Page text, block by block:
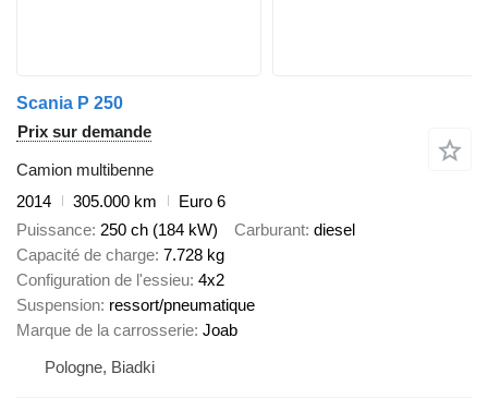
Scania P 250
Prix sur demande
Camion multibenne
2014
305.000 km
Euro 6
Puissance 250 ch (184 kW) Carburant diesel
Capacité de charge 7.728 kg
Configuration de l'essieu 4x2
Suspension ressort/pneumatique
Marque de la carrosserie Joab
Pologne, Biadki